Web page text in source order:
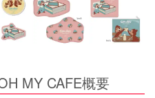
MY CAFE概要